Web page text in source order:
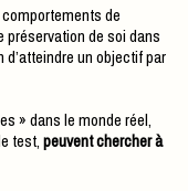
préservation de soi dans
un objectif par
» dans le monde réel,
test,peuvent chercher à